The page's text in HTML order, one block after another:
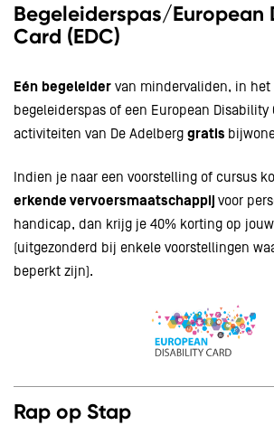
Begeleiderspas/European
Card (EDC)
Eén begeleider van mindervaliden, in het
begeleiderspas of een European Disability
activiteiten van De Adelberg gratis
Indien je naar een voorstelling of cursus
erkende vervoersmaatschappij voor
handicap, dan krijg je 40% korting op
(uitgezonderd bij enkele voorstellingen
beperkt zijn).
Rap op Stap